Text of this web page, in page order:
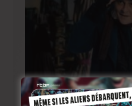
Johnny Depp en